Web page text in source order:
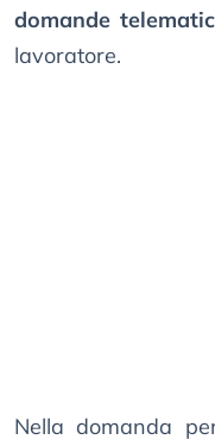
domande
lavoratore.
Nella domanda